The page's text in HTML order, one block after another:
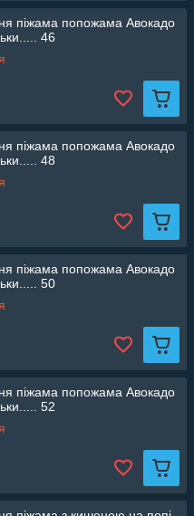
піжама попожама Авокадо
46
піжама попожама Авокадо
48
піжама попожама Авокадо
50
піжама попожама Авокадо
52